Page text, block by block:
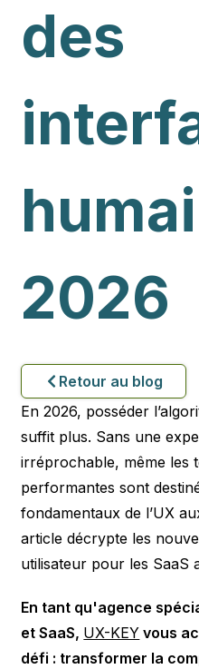
des
2026
Retour au blog
En 2026, posséder
suffit plus. Sans une
irréprochable, même les
performantes sont
fondamentaux de l’UX
article décrypte les
utilisateur pour les SaaS
En tant qu'agence
et SaaS, UX-KEY vous
défi : transformer la